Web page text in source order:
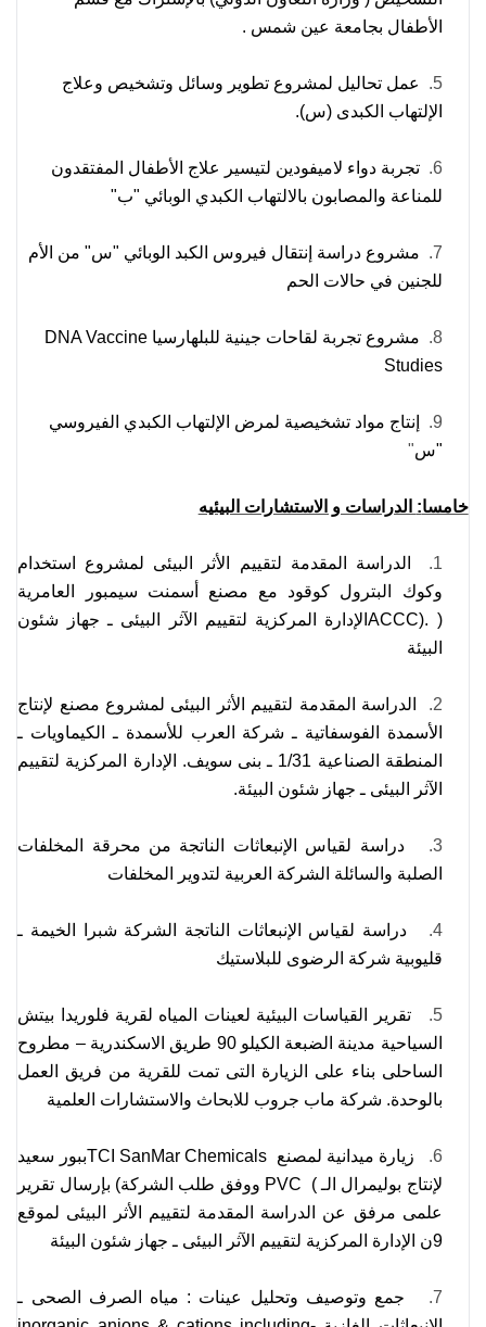
الأطفال بجامعة عين شمس .
5.
عمل تحاليل لمشروع تطوير وسائل وتشخيص وعلاج
الإلتهاب الكبدى (س).
6.
تجربة دواء لاميفودين لتيسير علاج الأطفال المفتقدون
للمناعة والمصابون بالالتهاب الكبدي الوبائي "ب"
7.
مشروع دراسة إنتقال فيروس الكبد الوبائي "س" من الأم
للجنين في حالات الحم
8. مشروع تجربة لقاحات جينية للبلهارسياDNA Vaccine
Studies
9.
إنتاج مواد تشخيصية لمرض الإلتهاب الكبدي الفيروسي
"س"
خامسا: الدراسات و الاستشارات البيئيه
1.
الدراسة المقدمة لتقييم الأثر البيئى لمشروع استخدام
وكوك البترول كوقود مع مصنع أسمنت سيمبور العامرية
(
ACCC).الإدارة المركزية لتقييم الآثر البيئى ـ جهاز شئون
البيئة
2.
الدراسة المقدمة لتقييم الأثر البيئى لمشروع مصنع لإنتاج
الأسمدة الفوسفاتية ـ شركة العرب للأسمدة ـ الكيماويات ـ
المنطقة الصناعية 1/31 ـ بنى سويف. الإدارة المركزية لتقييم
الآثر البيئى ـ جهاز شئون البيئة.
3.
دراسة لقياس الإنبعاثات الناتجة من محرقة المخلفات
الصلبة والسائلة الشركة العربية لتدوير المخلفات
4.
دراسة لقياس الإنبعاثات الناتجة الشركة شبرا الخيمة ـ
قليوبية شركة الرضوى للبلاستيك
5.
تقرير القياسات البيئية لعينات المياه لقرية فلوريدا بيتش
السياحية مدينة الضبعة الكيلو 90 طريق الاسكندرية – مطروح
الساحلى بناء على الزيارة التى تمت للقرية من فريق العمل
بالوحدة. شركة ماب جروب للابحاث والاستشارات العلمية
6. زيارة ميدانية لمصنع TCI SanMar Chemicalsببور سعيد
لإنتاج بوليمرال الـPVC ( ووفق طلب الشركة) بإرسال تقرير
علمى مرفق عن الدراسة المقدمة لتقييم الأثر البيئى لموقع
9ن الإدارة المركزية لتقييم الآثر البيئى ـ جهاز شئون البيئة
7.
جمع وتوصيف وتحليل عينات : مياه الصرف الصحى ـ